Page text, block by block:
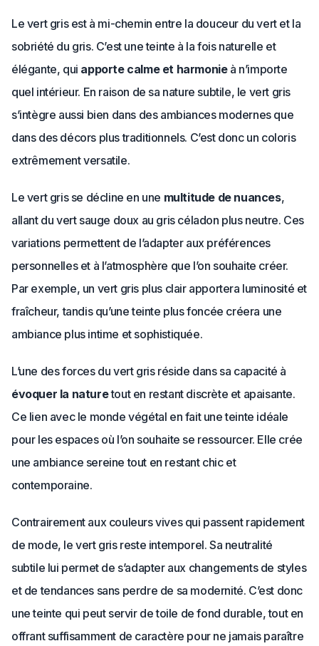
Le vert gris est à mi-chemin entre la douceur du vert et la
sobriété du gris. C’est une teinte à la fois naturelle et
élégante, qui apporte calme et harmonieà n’importe
quel intérieur. En raison de sa nature subtile, le vert gris
s’intègre aussi bien dans des ambiances modernes que
dans des décors plus traditionnels. C’est donc un coloris
extrêmement versatile.
Le vert gris se décline en une multitude de nuances,
allant du vert sauge doux au gris céladon plus neutre. Ces
variations permettent de l’adapter aux préférences
personnelles et à l’atmosphère que l’on souhaite créer.
Par exemple, un vert gris plus clair apportera luminosité et
fraîcheur, tandis qu’une teinte plus foncée créera une
ambiance plus intime et sophistiquée.
L’une des forces du vert gris réside dans sa capacité à
évoquer la naturetout en restant discrète et apaisante.
Ce lien avec le monde végétal en fait une teinte idéale
pour les espaces où l’on souhaite se ressourcer. Elle crée
une ambiance sereine tout en restant chic et
contemporaine.
Contrairement aux couleurs vives qui passent rapidement
de mode, le vert gris reste intemporel. Sa neutralité
subtile lui permet de s’adapter aux changements de styles
et de tendances sans perdre de sa modernité. C’est donc
une teinte qui peut servir de toile de fond durable, tout en
offrant suffisamment de caractère pour ne jamais paraître